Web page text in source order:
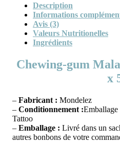
Description
Informations
Avis (3)
Valeurs Nutritionelles
Ingrédients
Chewing-gum
x
– Fabricant : Mondelez
– Conditionnement :
Tattoo
– Emballage : Livré dans un
autres bonbons de votre